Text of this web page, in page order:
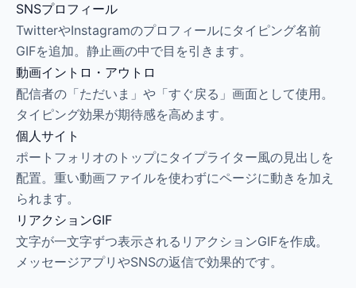
SNSプロフィール
TwitterやInstagramのプロフィールにタイピング名前
GIFを追加。静止画の中で目を引きます。
動画イントロ・アウトロ
配信者の「ただいま」や「すぐ戻る」画面として使用。
タイピング効果が期待感を高めます。
個人サイト
ポートフォリオのトップにタイプライター風の見出しを
配置。重い動画ファイルを使わずにページに動きを加え
られます。
リアクションGIF
文字が一文字ずつ表示されるリアクションGIFを作成。
メッセージアプリやSNSの返信で効果的です。